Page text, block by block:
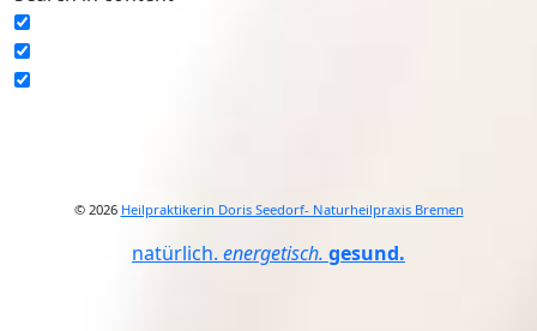
© 2026 Heilpraktikerin Doris Seedorf- Naturheilpraxis Bremen
natürlich. energetisch. gesund.